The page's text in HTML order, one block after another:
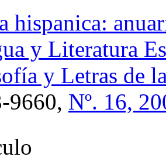
hispanica:
y Literatura
y Letras de
9660, Nº. 16,